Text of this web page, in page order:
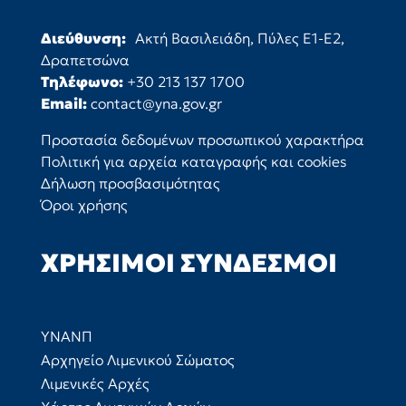
Διεύθυνση: Ακτή Βασιλειάδη, Πύλες Ε1-Ε2,
Δραπετσώνα
Τηλέφωνο: +30 213 137 1700
Email: contact@yna.gov.gr
Προστασία δεδομένων προσωπικού χαρακτήρα
Πολιτική για αρχεία καταγραφής και cookies
Δήλωση προσβασιμότητας
Όροι χρήσης
ΧΡΉΣΙΜΟΙ ΣΎΝΔΕΣΜΟΙ
ΥΝΑΝΠ
Αρχηγείο Λιμενικού Σώματος
Λιμενικές Αρχές